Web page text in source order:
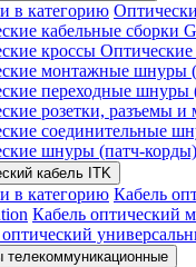
в категорию
кабельные сборки
кроссы
монтажные шнуры
переходные шнуры
розетки, разъемы и
соединительные
шнуры (патч-
кабель ITK
в категорию Кабель
Кабель оптический